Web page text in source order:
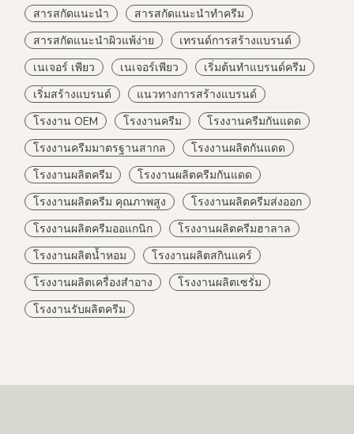
สารสกัดแนะนำ
สารสกัดแนะนำทำครีม
สารสกัดแนะนำผิวแพ้ง่าย
เทรนด์การสร้างแบรนด์
เนเจอร์ เพียว
เนเจอร์เพียว
เริ่มต้นทำแบรนด์ครีม
เริ่มสร้างแบรนด์
แนวทางการสร้างแบรนด์
โรงงาน OEM
โรงงานครีม
โรงงานครีมกันแดด
โรงงานครีมมาตรฐานสากล
โรงงานผลิตกันแดด
โรงงานผลิตครีม
โรงงานผลิตครีมกันแดด
โรงงานผลิตครีม คุณภาพสูง
โรงงานผลิตครีมส่งออก
โรงงานผลิตครีมออแกนิก
โรงงานผลิตครีมฮาลาล
โรงงานผลิตน้ำหอม
โรงงานผลิตสกินแคร์
โรงงานผลิตเครื่องสำอาง
โรงงานผลิตเซรั่ม
โรงงานรับผลิตครีม